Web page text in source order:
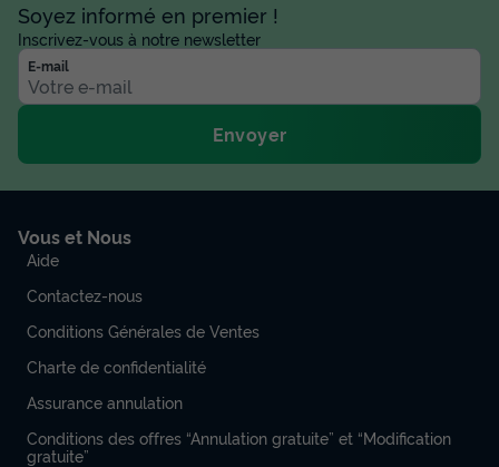
Soyez informé en premier !
Inscrivez-vous à notre newsletter
E-mail
Envoyer
Vous et Nous
Aide
Contactez-nous
Conditions Générales de Ventes
Charte de confidentialité
Assurance annulation
Conditions des offres “Annulation gratuite” et “Modification
gratuite”